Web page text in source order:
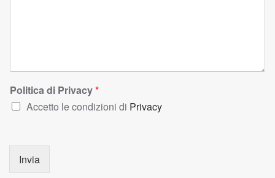
Politica di Privacy*
Accetto le condizioni di Privacy
Invia